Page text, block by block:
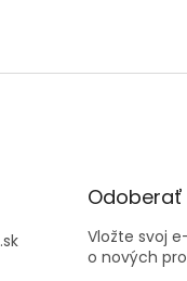
Vložte svoj
o nových